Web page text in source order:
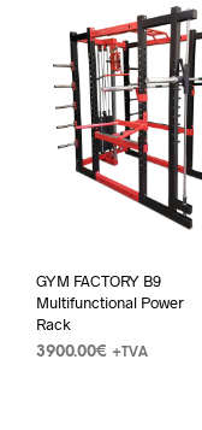
GYM FACTORY B9
Multifunctional Power
Rack
3900.00€ +TVA